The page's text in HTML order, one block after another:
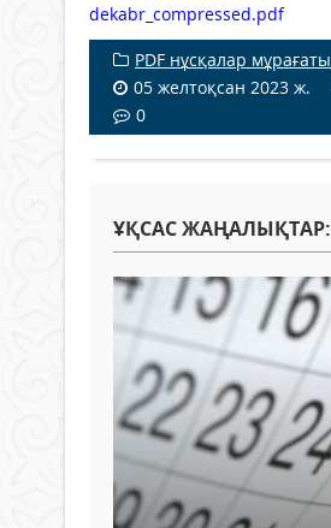
dekabr_compressed.pdf
PDF нұсқалар мұрағаты
05 желтоқсан 2023 ж.
0
ҰҚСАС ЖАҢАЛЫҚТАР: